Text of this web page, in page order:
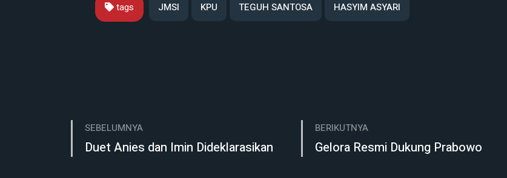
Mute
tags JMSI KPU TEGUH SANTOSA HASYIM ASYARI
SEBELUMNYA
Duet Anies dan Imin Dideklarasikan
BERIKUTNYA
Gelora Resmi Dukung Prabowo